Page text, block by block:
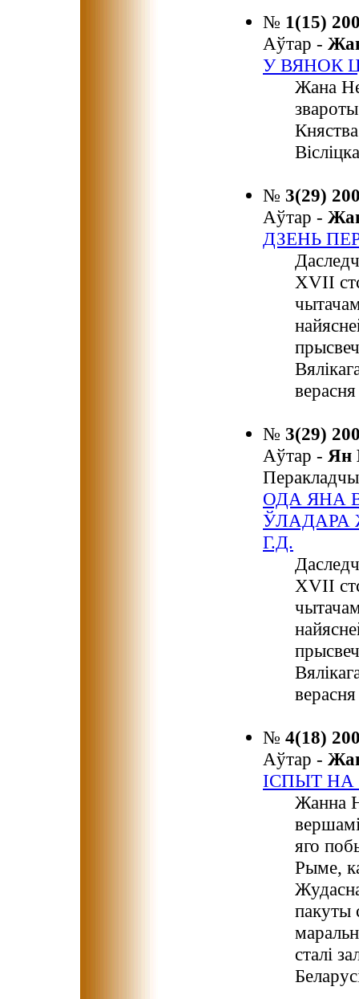
№ 1(15)
Аўтар -
У ВЯНОК
Жана
№ 3(29)
Аўтар -
ДЗЕНЬ
ХVІІ
№ 3(29)
Аўтар - Ян
ОДА ЯНА
ЎЛАДАРА
Г.Д.
ХVІІ
№ 4(18)
Аўтар -
IСПЫТ НА
Жанна
яго
Рыме,
пакуты
сталі